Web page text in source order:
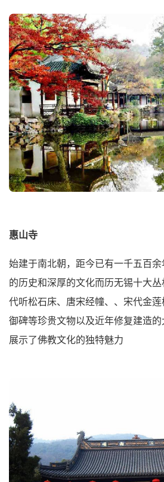
惠山寺
始建于南北朝，距今已有一千五百
的历史和深厚的文化而历无锡十大
代听松石床、唐宋经幢、、宋代金
御碑等珍贵文物以及近年修复建造
展示了佛教文化的独特魅力